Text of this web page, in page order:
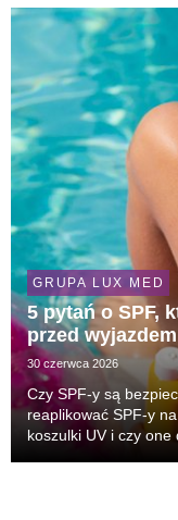
relacje, seksualność,
GRUPA LUX MED
5 pytań o SPF,
przed
30 czerwca 2026
Czy SPF-y są
reaplikować SPF-y
koszulki UV i czy one